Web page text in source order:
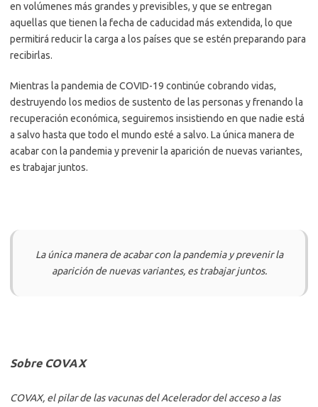
en volúmenes más grandes y previsibles, y que se entregan
aquellas que tienen la fecha de caducidad más extendida, lo que
permitirá reducir la carga a los países que se estén preparando para
recibirlas.
Mientras la pandemia de COVID-19 continúe cobrando vidas,
destruyendo los medios de sustento de las personas y frenando la
recuperación económica, seguiremos insistiendo en que nadie está
a salvo hasta que todo el mundo esté a salvo. La única manera de
acabar con la pandemia y prevenir la aparición de nuevas variantes,
es trabajar juntos.
La única manera de acabar con la pandemia y prevenir la
aparición de nuevas variantes, es trabajar juntos.
Sobre COVAX
COVAX, el pilar de las vacunas del Acelerador del acceso a las